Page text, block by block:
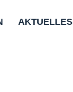
AKTUELLES